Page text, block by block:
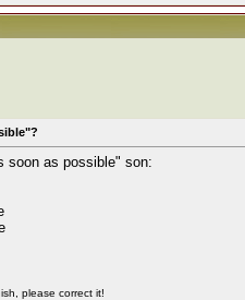
soon as possible" son:
please correct it!